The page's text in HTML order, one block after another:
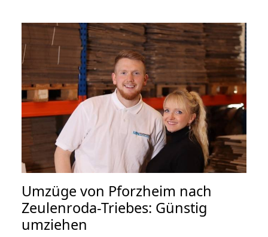
Umzüge von Pforzheim nach
Zeulenroda-Triebes: Günstig
umziehen